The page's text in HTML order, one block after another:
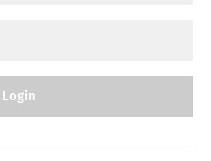
Login